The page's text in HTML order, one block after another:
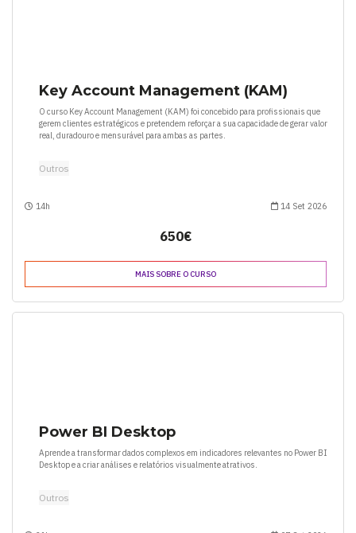
Key Account Management (KAM)
O curso Key Account Management (KAM) foi concebido para profissionais que
gerem clientes estratégicos e pretendem reforçar a sua capacidade de gerar valor
real, duradouro e mensurável para ambas as partes.
Outros
14h 14 Set 2026
650€
MAIS SOBRE O CURSO
Power BI Desktop
Aprende a transformar dados complexos em indicadores relevantes no Power BI
Desktop e a criar análises e relatórios visualmente atrativos.
Outros